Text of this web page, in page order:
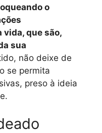
o
que são,
sua
não deixe de
se permita
preso à ideia